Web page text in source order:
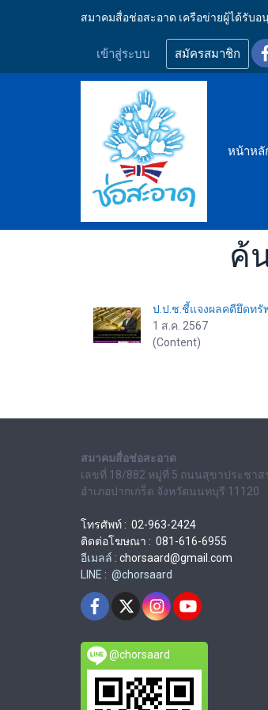
สมาคมสื่อช่อสะอาด เครือข่ายผู้ได้รับอ
เข้าสู่ระบบ สมัครสมาชิก
หน้าหลั
ค้
ป.ป.ช.ชี้แจงผลคดียึดทรั
1 ส.ค. 2567
(Content)
สมาคมสื่อช่อสะอาด
เลขที่ 18/882 หมู่ที่ 5 ถนนสุขาประชาส
อำเภอปากเกร็ด จังหวัดนนทบุรี 11120
โทรศัพท์ : 02-963-2424
ติดต่อโฆษณา : 081-616-6955
อีเมลล์ : chorsaard@gmail.com
LINE : @chorsaard
@chorsaard